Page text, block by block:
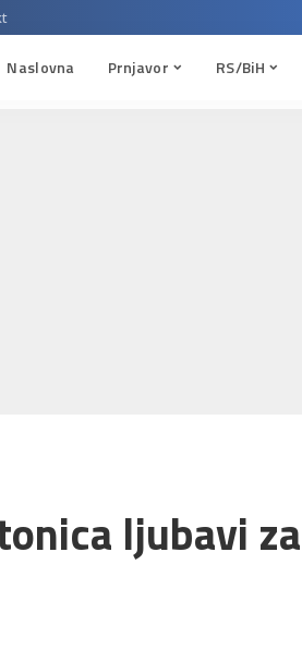
Naslovna Prnjavor RS/BiH
ljubavi za